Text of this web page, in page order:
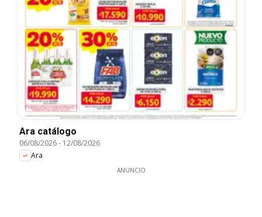
Ara catálogo
06/08/2026- 12/08/2026
Ara
ANUNCIO